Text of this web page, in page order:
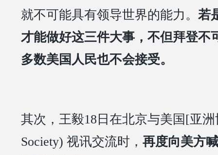
就不可能具有领导世界的能力。 若
才能做好这三件大事，不但拜登不
多数美国人民也不会接受。
其次，王毅18日在北京与美国[亚
Society) 视讯交流时， 再度向美方